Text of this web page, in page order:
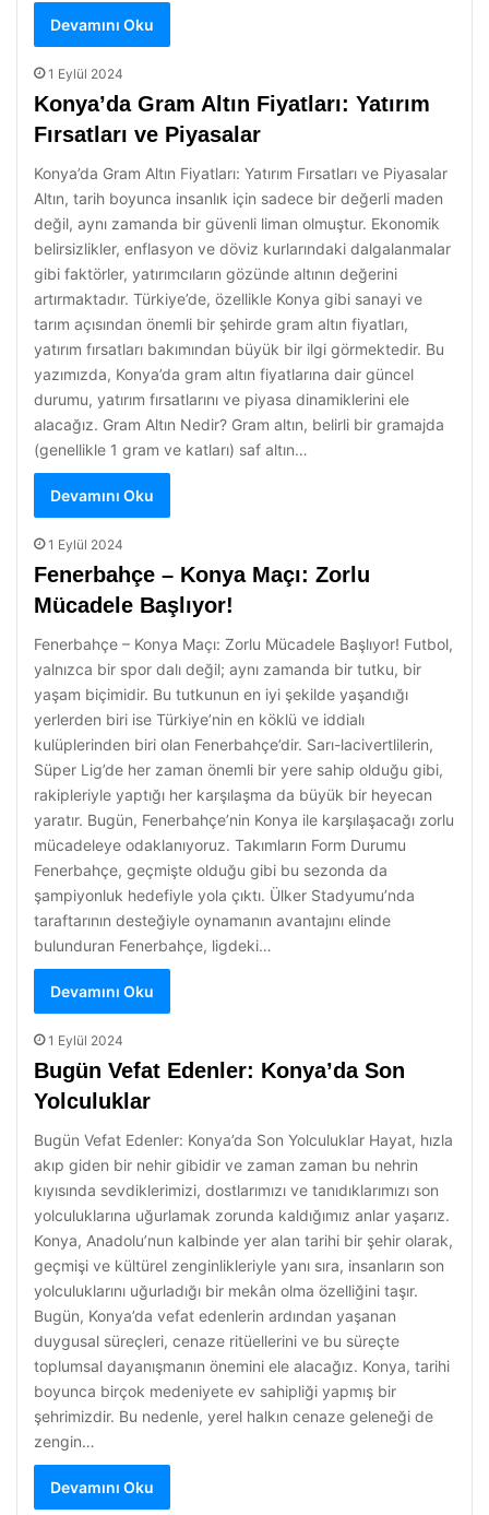
Devamını Oku
1 Eylül 2024
Konya’da Gram Altın Fiyatları: Yatırım
Fırsatları ve Piyasalar
Konya’da Gram Altın Fiyatları: Yatırım Fırsatları ve Piyasalar
Altın, tarih boyunca insanlık için sadece bir değerli maden
değil, aynı zamanda bir güvenli liman olmuştur. Ekonomik
belirsizlikler, enflasyon ve döviz kurlarındaki dalgalanmalar
gibi faktörler, yatırımcıların gözünde altının değerini
artırmaktadır. Türkiye’de, özellikle Konya gibi sanayi ve
tarım açısından önemli bir şehirde gram altın fiyatları,
yatırım fırsatları bakımından büyük bir ilgi görmektedir. Bu
yazımızda, Konya’da gram altın fiyatlarına dair güncel
durumu, yatırım fırsatlarını ve piyasa dinamiklerini ele
alacağız. Gram Altın Nedir? Gram altın, belirli bir gramajda
(genellikle 1 gram ve katları) saf altın…
Devamını Oku
1 Eylül 2024
Fenerbahçe – Konya Maçı: Zorlu
Mücadele Başlıyor!
Fenerbahçe – Konya Maçı: Zorlu Mücadele Başlıyor! Futbol,
yalnızca bir spor dalı değil; aynı zamanda bir tutku, bir
yaşam biçimidir. Bu tutkunun en iyi şekilde yaşandığı
yerlerden biri ise Türkiye’nin en köklü ve iddialı
kulüplerinden biri olan Fenerbahçe’dir. Sarı-lacivertlilerin,
Süper Lig’de her zaman önemli bir yere sahip olduğu gibi,
rakipleriyle yaptığı her karşılaşma da büyük bir heyecan
yaratır. Bugün, Fenerbahçe’nin Konya ile karşılaşacağı zorlu
mücadeleye odaklanıyoruz. Takımların Form Durumu
Fenerbahçe, geçmişte olduğu gibi bu sezonda da
şampiyonluk hedefiyle yola çıktı. Ülker Stadyumu’nda
taraftarının desteğiyle oynamanın avantajını elinde
bulunduran Fenerbahçe, ligdeki…
Devamını Oku
1 Eylül 2024
Bugün Vefat Edenler: Konya’da Son
Yolculuklar
Bugün Vefat Edenler: Konya’da Son Yolculuklar Hayat, hızla
akıp giden bir nehir gibidir ve zaman zaman bu nehrin
kıyısında sevdiklerimizi, dostlarımızı ve tanıdıklarımızı son
yolculuklarına uğurlamak zorunda kaldığımız anlar yaşarız.
Konya, Anadolu’nun kalbinde yer alan tarihi bir şehir olarak,
geçmişi ve kültürel zenginlikleriyle yanı sıra, insanların son
yolculuklarını uğurladığı bir mekân olma özelliğini taşır.
Bugün, Konya’da vefat edenlerin ardından yaşanan
duygusal süreçleri, cenaze ritüellerini ve bu süreçte
toplumsal dayanışmanın önemini ele alacağız. Konya, tarihi
boyunca birçok medeniyete ev sahipliği yapmış bir
şehrimizdir. Bu nedenle, yerel halkın cenaze geleneği de
zengin…
Devamını Oku